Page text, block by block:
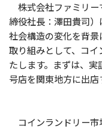
株式会社ファミリー
締役社長：澤田貴司
社会構造の変化を背
取り組みとして、コ
たします。まずは、
号店を関東地方に出店
コインランドリー市